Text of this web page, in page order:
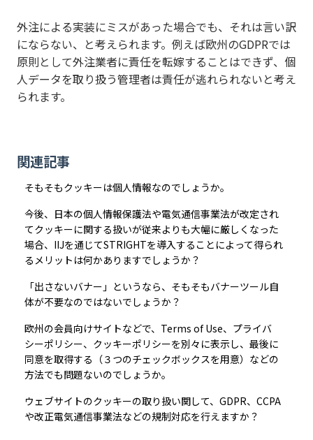
外注による実装にミスがあった場合でも、それは言い訳
にならない、と考えられます。例えば欧州のGDPRでは
原則として外注業者に責任を転嫁することはできず、個
人データを取り扱う管理者は責任が逃れられないと考え
られます。
関連記事
そもそもクッキーは個人情報なのでしょうか。
今後、日本の個人情報保護法や電気通信事業法が改定され
てクッキーに関する扱いが従来よりも大幅に厳しくなった
場合、IIJを通じてSTRIGHTを導入することによって得られ
るメリットは何かありますでしょうか？
「出さないバナー」というなら、そもそもバナーツール自
体が不要なのではないでしょうか？
欧州の会員向けサイトなどで、Terms of Use、プライバ
シーポリシー、クッキーポリシーを別々に表示し、最後に
同意を取得する（３つのチェックボックスを用意）などの
方法でも問題ないのでしょうか。
ウェブサイトのクッキーの取り扱い関して、GDPR、CCPA
や改正電気通信事業法などの規制対応を行えますか？